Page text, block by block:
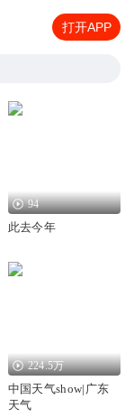
打开APP
94
此去今年
224.5万
中国天气show|广东
天气